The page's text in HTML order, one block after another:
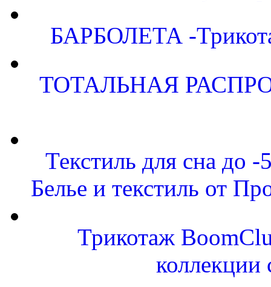
БАРБОЛЕТА -
ТОТАЛЬНАЯ
Текстиль для сна
Белье и текстиль от
Трикотаж